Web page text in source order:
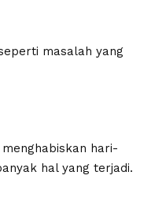
masalah yang
hari-
hal yang terjadi.